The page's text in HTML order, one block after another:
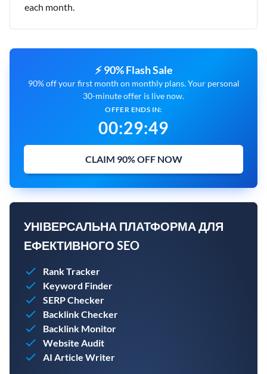
each month.
⚡ 90% Flash Sale
90% off your first month on monthly plans. Your personal
30-minute offer is live now.
OFFER ENDS IN:
00:29:48
CLAIM 90% OFF NOW
УНІВЕРСАЛЬНА ПЛАТФОРМА ДЛЯ
ЕФЕКТИВНОГО SEO
Rank Tracker
Keyword Finder
SERP Checker
Backlink Checker
Backlink Monitor
Website Audit
AI Article Writer